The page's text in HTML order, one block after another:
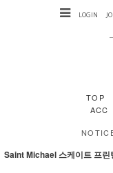
LOGIN
TOP
ACC
Saint Michael 스케이트 프